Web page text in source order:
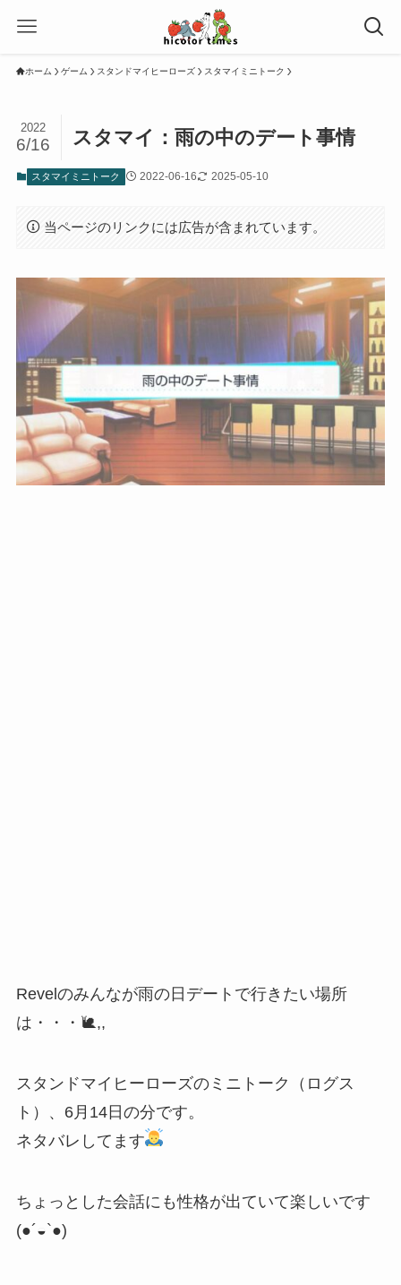
ホーム ゲーム スタンドマイヒーローズ スタマイミニトーク
スタマイ：雨の中のデート事情
2022
6/16
スタマイミニトーク 2022-06-16 2025-05-10
当ページのリンクには広告が含まれています。
Revelのみんなが雨の日デートで行きたい場所
は・・・🐌,,
スタンドマイヒーローズのミニトーク（ログス
ト）、6月14日の分です。
ネタバレしてます
ちょっとした会話にも性格が出ていて楽しいです
(●´◒`●)